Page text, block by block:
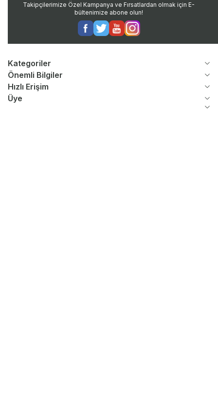
Takipçilerimize Özel Kampanya ve Fırsatlardan olmak için E-
bültenimize abone olun!
Facebook
TwitterYoutubeInstagram
Kategoriler
Önemli Bilgiler
Hızlı Erişim
Üye